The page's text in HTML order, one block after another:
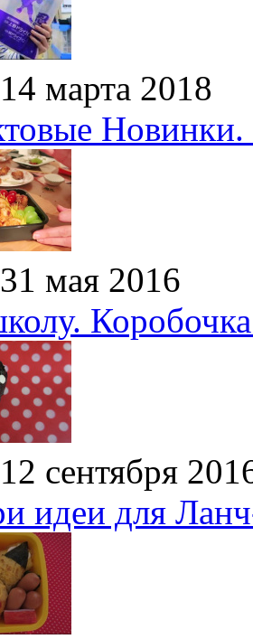
14 марта 2018
31 мая 2016
12 сентября
идеи для